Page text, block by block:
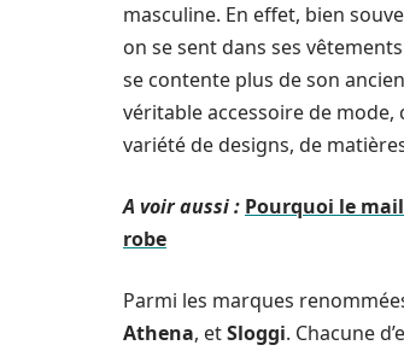
masculine. En effet, bien
on se sent dans ses
se contente plus de son
véritable accessoire de
variété de designs, de
A voir aussi : Pourquoi le
robe
Parmi les marques
Athena, etSloggi. Chacune